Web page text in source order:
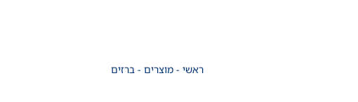
ראשי - מוצרים - ברזים